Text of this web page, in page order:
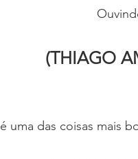
(THIAGO
uma das coisas mais